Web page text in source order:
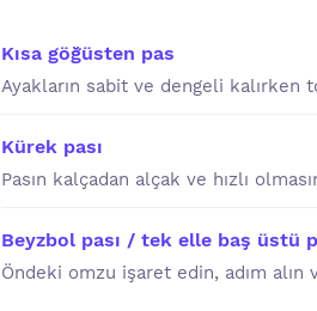
Kısa göğüsten pas
Ayakların sabit ve dengeli kalırken
Kürek pası
Pasın kalçadan alçak ve hızlı
Beyzbol pası / tek elle baş üstü
Öndeki omzu işaret edin, adım alın